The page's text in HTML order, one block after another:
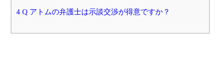
4 Q アトムの弁護士は示談交渉が得意ですか？